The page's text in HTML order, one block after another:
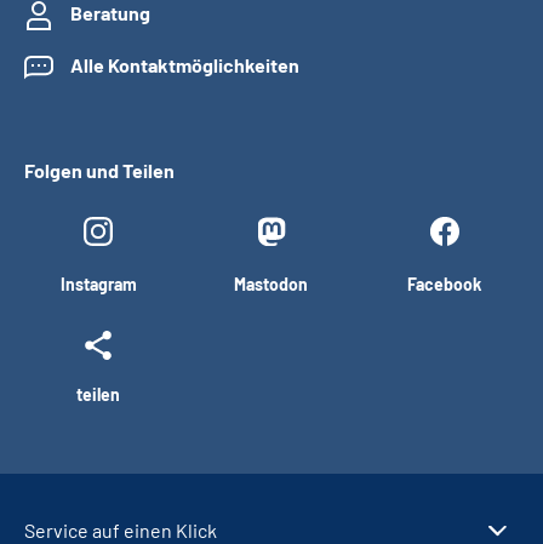
Beratung
Alle Kontaktmöglichkeiten
Folgen und Teilen
Instagram Mastodon Facebook
teilen
Service auf einen Klick